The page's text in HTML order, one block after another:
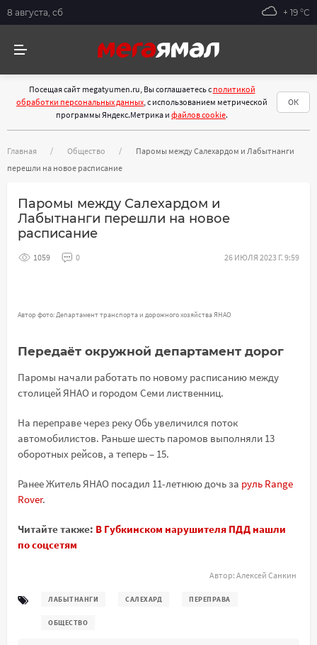
8 августа, сб + 19 °С
Посещая сайт megatyumen.ru, Вы соглашаетесь с политикой
обработки персональных данных, с использованием метрической
программы Яндекс.Метрика и файлов cookie.
ОК
Главная Общество
Паромы между Салехардом и Лабытнанги
перешли на новое расписание
Паромы между Салехардом и
Лабытнанги перешли на новое
расписание
1059 0 26 ИЮЛЯ 2023 Г. 9:59
Автор фото: Департамент транспорта и дорожного хозяйства ЯНАО
Передаёт окружной департамент дорог
Паромы начали работать по новому расписанию между
столицей ЯНАО и городом Семи лиственниц.
На переправе через реку Обь увеличился поток
автомобилистов. Раньше шесть паромов выполняли 13
оборотных рейсов, а теперь – 15.
Ранее Житель ЯНАО посадил 11-летнюю дочь за руль Range
Rover.
Читайте также: В Губкинском нарушителя ПДД нашли
по соцсетям
ЛАБЫТНАНГИ САЛЕХАРД ПЕРЕПРАВА
ОБЩЕСТВО
Автор: Алексей Санкин